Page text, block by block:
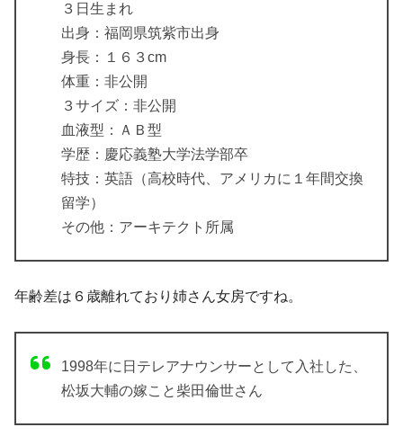
３日生まれ
出身：福岡県筑紫市出身
身長：１６３cm
体重：非公開
３サイズ：非公開
血液型：ＡＢ型
学歴：慶応義塾大学法学部卒
特技：英語（高校時代、アメリカに１年間交換
留学）
その他：アーキテクト所属
年齢差は６歳離れており姉さん女房ですね。
1998年に日テレアナウンサーとして入社した、
松坂大輔の嫁こと柴田倫世さん